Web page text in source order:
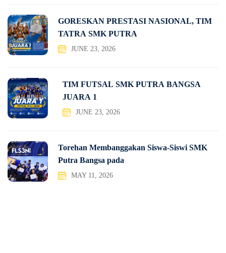
GORESKAN PRESTASI NASIONAL, TIM
TATRA SMK PUTRA
JUNE 23, 2026
TIM FUTSAL SMK PUTRA BANGSA
JUARA 1
JUNE 23, 2026
Torehan Membanggakan Siswa-Siswi SMK
Putra Bangsa pada
MAY 11, 2026